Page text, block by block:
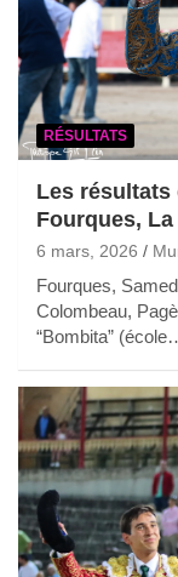
RÉSULTATS
Les résultats
Fourques,
6 mars, 2026
Fourques,
Colombeau,
“Bombita”